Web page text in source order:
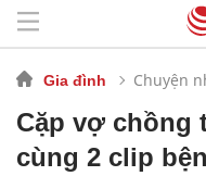
Gia đình Chuyện
Cặp vợ chồng
cùng 2 clip